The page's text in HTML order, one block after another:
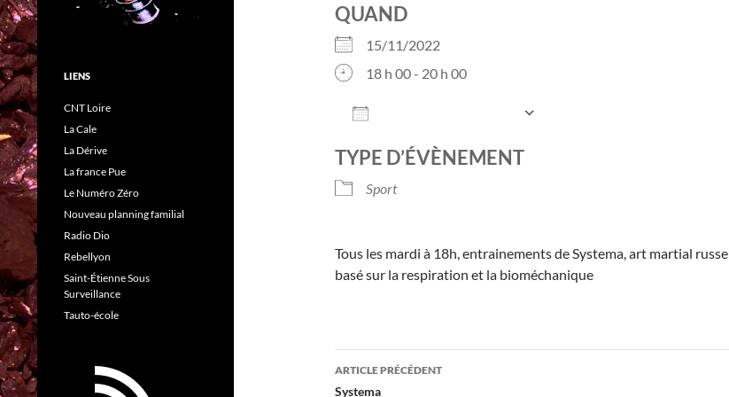
QUAND
15/11/2022
18 h 00 - 20 h 00
TYPE D’ÉVÈNEMENT
Sport
Tous les mardi à 18h, entrainements de Systema, art martial russe
basé sur la respiration et la bioméchanique
Navigation
ARTICLE PRÉCÉDENT
Systema
LIENS
CNT Loire
La Cale
La Dérive
La france Pue
Le Numéro Zéro
Nouveau planning familial
Radio Dio
Rebellyon
Saint-Étienne Sous
Surveillance
Tauto-école